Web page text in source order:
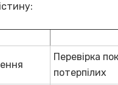
Перевірка
потерпілих